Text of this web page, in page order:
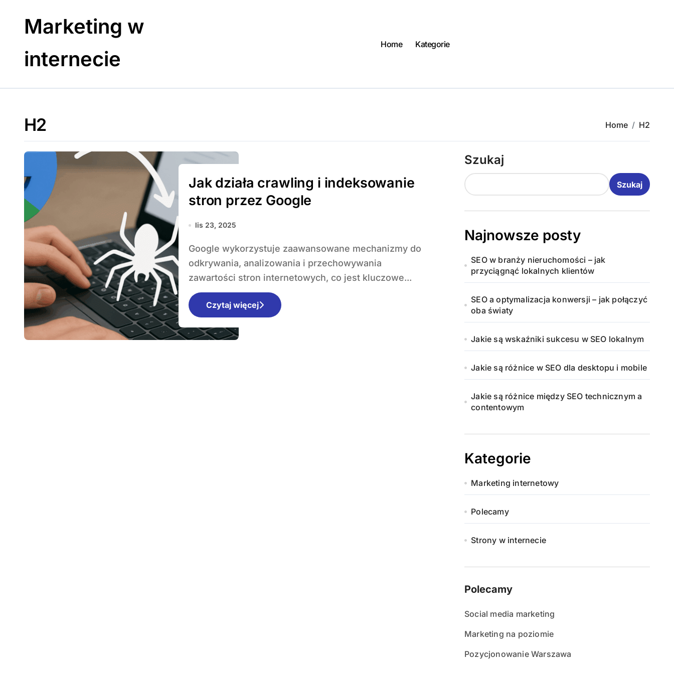
Marketing w
internecie
Home Kategorie
H2 Home H2
Jak działa crawling i indeksowanie
stron przez Google
lis 23, 2025
Google wykorzystuje zaawansowane mechanizmy do
odkrywania, analizowania i przechowywania
zawartości stron internetowych, co jest kluczowe...
Czytaj więcej
Szukaj
Szukaj
Najnowsze posty
SEO w branży nieruchomości – jak
przyciągnąć lokalnych klientów
SEO a optymalizacja konwersji – jak połączyć
oba światy
Jakie są wskaźniki sukcesu w SEO lokalnym
Jakie są różnice w SEO dla desktopu i mobile
Jakie są różnice między SEO technicznym a
contentowym
Kategorie
Marketing internetowy
Polecamy
Strony w internecie
Polecamy
Social media marketing
Marketing na poziomie
Pozycjonowanie Warszawa